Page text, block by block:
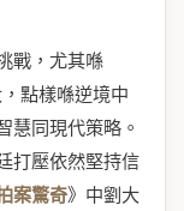
戰，尤其喺
點樣喺逆境中
慧同現代策略。
打壓依然堅持信
案驚奇》中劉大